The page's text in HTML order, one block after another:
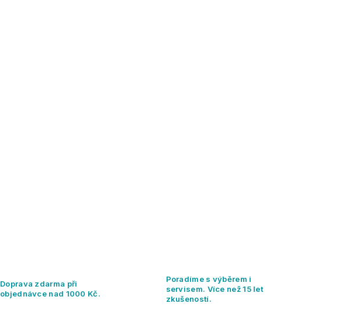
Doprava zdarma při
objednávce nad 1000 Kč.
Poradíme s výběrem i
servisem. Více než 15 let
zkušeností.